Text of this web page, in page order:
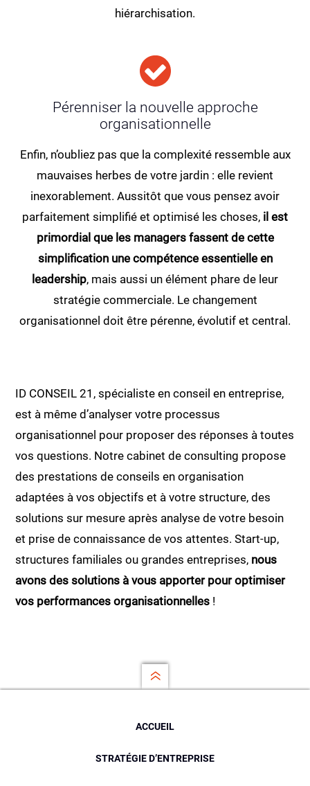
hiérarchisation.
Pérenniser la nouvelle approche
organisationnelle
Enfin, n’oubliez pas que la complexité ressemble aux
mauvaises herbes de votre jardin : elle revient
inexorablement. Aussitôt que vous pensez avoir
parfaitement simplifié et optimisé les choses, il est
primordial que les managers fassent de cette
simplification une compétence essentielle en
leadership, mais aussi un élément phare de leur
stratégie commerciale. Le changement
organisationnel doit être pérenne, évolutif et central.
ID CONSEIL 21, spécialiste en conseil en entreprise,
est à même d’analyser votre processus
organisationnel pour proposer des réponses à toutes
vos questions. Notre cabinet de consulting propose
des prestations de conseils en organisation
adaptées à vos objectifs et à votre structure, des
solutions sur mesure après analyse de votre besoin
et prise de connaissance de vos attentes. Start-up,
structures familiales ou grandes entreprises, nous
avons des solutions à vous apporter pour optimiser
vos performances organisationnelles !
ACCUEIL
STRATÉGIE D’ENTREPRISE